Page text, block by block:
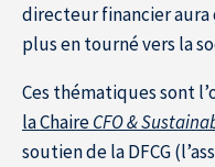
À
directeur financier aura
plus en tourné vers la
Ces thématiques sont
la ChaireCFO &
soutien de la DFCG